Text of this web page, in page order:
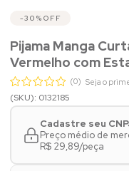
30% OFF
Pijama Manga
Vermelho com
(0) Seja o
(SKU): 0132185
Cadastre seu
Preço médio de
R$ 29,89/peça